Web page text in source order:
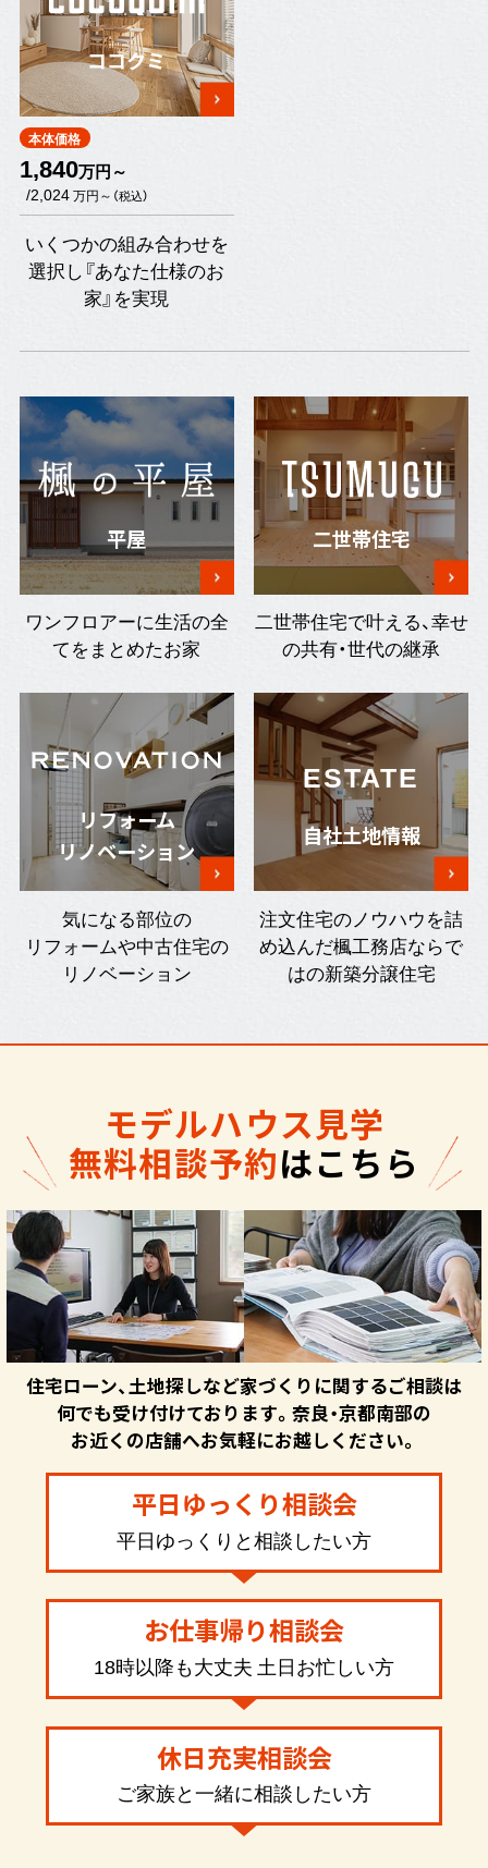
ココクミ
本体価格
1,840万円～
/2,024万円～ （税込）
いくつかの組み合わせを
選択し『あなた仕様のお
家』を実現
平屋
ワンフロアーに生活の全
てをまとめたお家
二世帯住宅
二世帯住宅で叶える、幸せ
の共有・世代の継承
リフォーム
リノベーション
気になる部位の
リフォームや中古住宅の
リノベーション
ESTATE
自社土地情報
注文住宅のノウハウを詰
め込んだ楓工務店ならで
はの新築分譲住宅
モデルハウス見学
無料相談予約はこちら
住宅ローン、土地探しなど家づくりに関するご相談は
何でも受け付けております。奈良・京都南部の
お近くの店舗へお気軽にお越しください。
平日ゆっくり相談会
平日ゆっくりと相談したい方
お仕事帰り相談会
18時以降も大丈夫 土日お忙しい方
休日充実相談会
ご家族と一緒に相談したい方